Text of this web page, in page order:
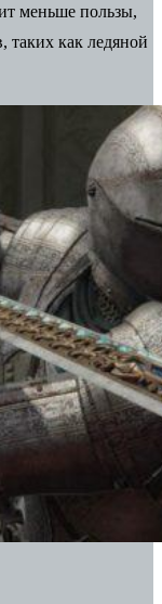
меньше пользы,
таких как ледяной